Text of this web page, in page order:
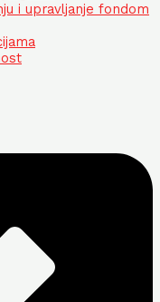
i upravljanje fondom